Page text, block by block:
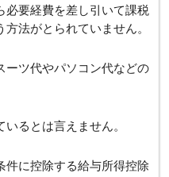
必要経費を差し引いて課税
法がとられていません。
ーツ代やパソコン代などの
るとは言えません。
件に控除する給与所得控除